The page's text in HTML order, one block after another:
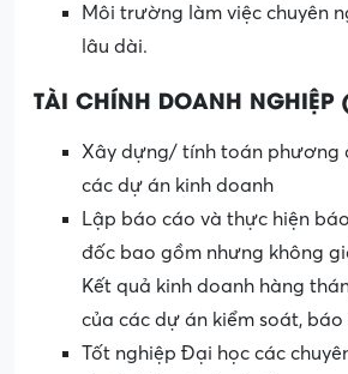
Môi trường làm việc chuyên
lâu dài.
TÀI CHÍNH DOANH
Xây dựng/ tính toán phương
các dự án kinh doanh
Lập báo cáo và thực hiện
đốc bao gồm nhưng không
Kết quả kinh doanh hàng
của các dự án kiểm soát,
Tốt nghiệp Đại học các